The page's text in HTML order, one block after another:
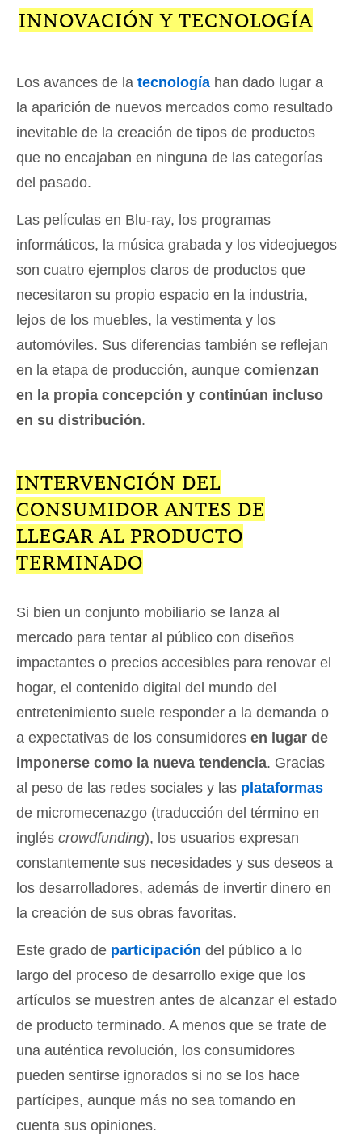
INNOVACIÓN Y TECNOLOGÍA
Los avances de la tecnología han dado lugar a
la aparición de nuevos mercados como resultado
inevitable de la creación de tipos de productos
que no encajaban en ninguna de las categorías
del pasado.
Las películas en Blu-ray, los programas
informáticos, la música grabada y los videojuegos
son cuatro ejemplos claros de productos que
necesitaron su propio espacio en la industria,
lejos de los muebles, la vestimenta y los
automóviles. Sus diferencias también se reflejan
en la etapa de producción, aunque comienzan
en la propia concepción y continúan incluso
en su distribución.
INTERVENCIÓN DEL
CONSUMIDOR ANTES DE
LLEGAR AL PRODUCTO
TERMINADO
Si bien un conjunto mobiliario se lanza al
mercado para tentar al público con diseños
impactantes o precios accesibles para renovar el
hogar, el contenido digital del mundo del
entretenimiento suele responder a la demanda o
a expectativas de los consumidores en lugar de
imponerse como la nueva tendencia. Gracias
al peso de las redes sociales y las plataformas
de micromecenazgo (traducción del término en
inglés crowdfunding), los usuarios expresan
constantemente sus necesidades y sus deseos a
los desarrolladores, además de invertir dinero en
la creación de sus obras favoritas.
Este grado de participación del público a lo
largo del proceso de desarrollo exige que los
artículos se muestren antes de alcanzar el estado
de producto terminado. A menos que se trate de
una auténtica revolución, los consumidores
pueden sentirse ignorados si no se los hace
partícipes, aunque más no sea tomando en
cuenta sus opiniones.